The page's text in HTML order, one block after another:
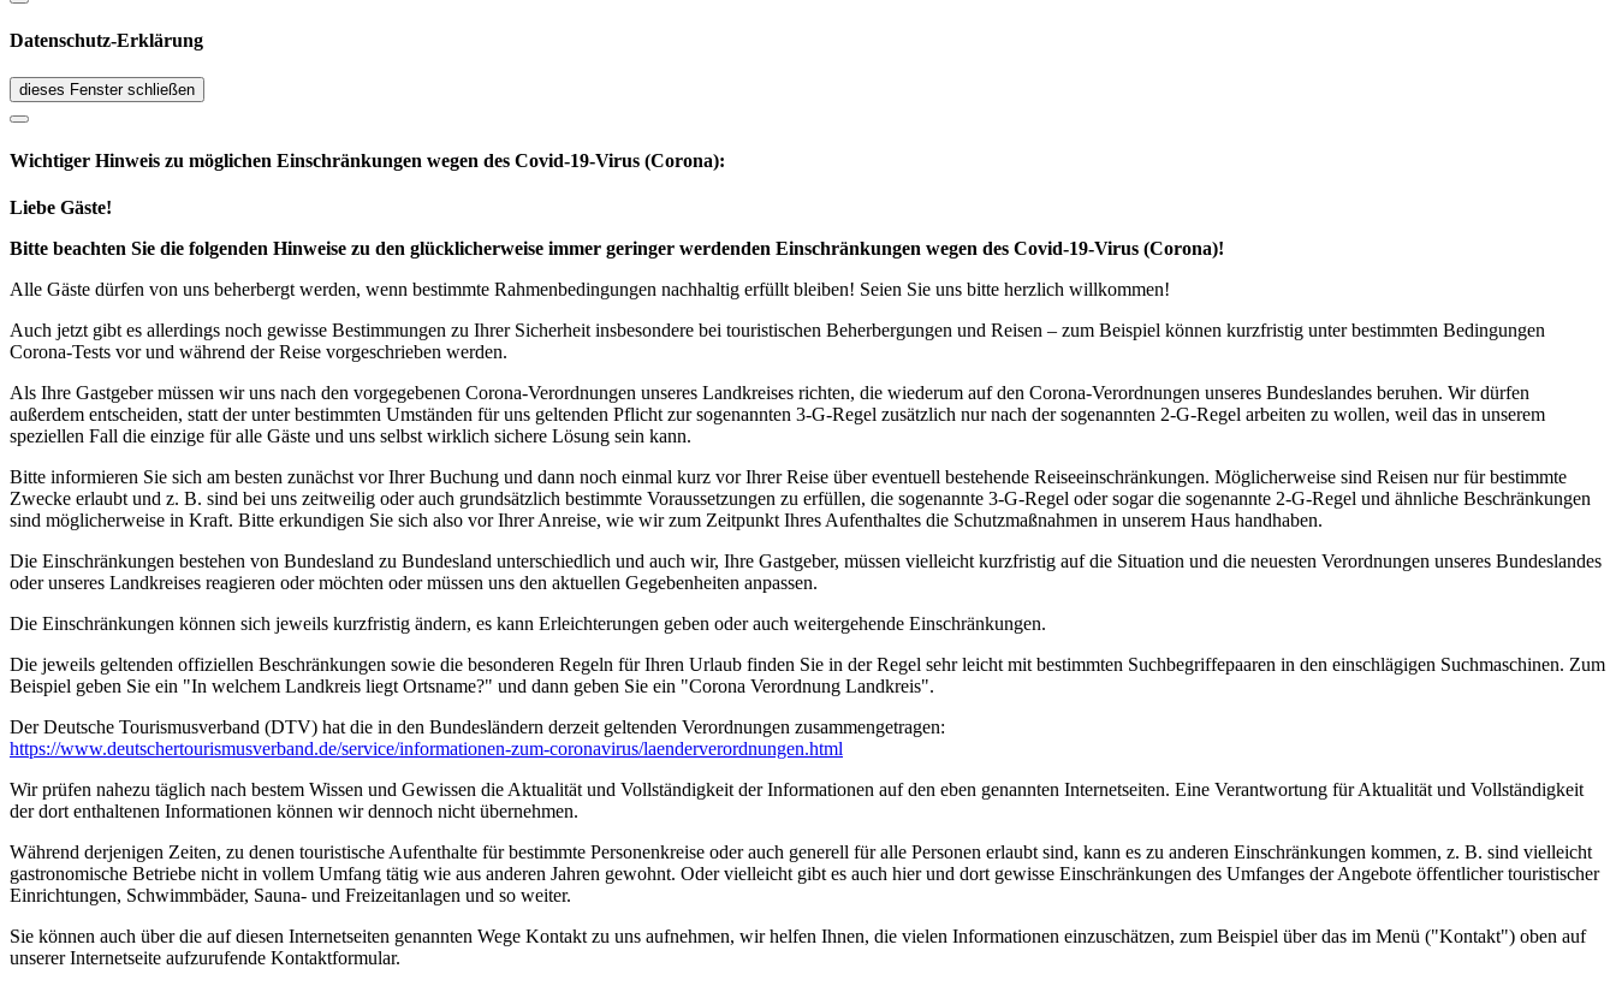
Datenschutz-Erklärung
dieses Fenster schließen
Wichtiger Hinweis zu möglichen Ein­schränk­ungen wegen des Covid-19-Virus (Corona):
Liebe Gäste!
Bitte beachten Sie die folgenden Hinweise zu den glücklicherweise immer geringer werdenden Einschränkungen wegen des Covid-19-Virus (Corona)!
Alle Gäste dürfen von uns beherbergt werden, wenn bestimmte Rahmenbedingungen nachhaltig erfüllt bleiben! Seien Sie uns bitte herzlich willkommen!
Auch jetzt gibt es allerdings noch gewisse Bestimmungen zu Ihrer Sicherheit insbesondere bei touristischen Beherbergungen und Reisen – zum Beispiel können kurzfristig unter bestimmten Bedingungen
Corona-Tests vor und während der Reise vorgeschrieben werden.
Als Ihre Gastgeber müssen wir uns nach den vorgegebenen Corona-Verordnungen unseres Landkreises richten, die wiederum auf den Corona-Verordnungen unseres Bundeslandes beruhen. Wir dürfen
außerdem entscheiden, statt der unter bestimmten Umständen für uns geltenden Pflicht zur sogenannten 3-G-Regel zusätzlich nur nach der sogenannten 2-G-Regel arbeiten zu wollen, weil das in unserem
speziellen Fall die einzige für alle Gäste und uns selbst wirklich sichere Lösung sein kann.
Bitte informieren Sie sich am besten zunächst vor Ihrer Buchung und dann noch einmal kurz vor Ihrer Reise über eventuell bestehende Reiseeinschränkungen. Möglicherweise sind Reisen nur für bestimmte
Zwecke erlaubt und z. B. sind bei uns zeitweilig oder auch grundsätzlich bestimmte Voraussetzungen zu erfüllen, die sogenannte 3-G-Regel oder sogar die sogenannte 2-G-Regel und ähnliche Beschränkungen
sind möglicherweise in Kraft. Bitte erkundigen Sie sich also vor Ihrer Anreise, wie wir zum Zeitpunkt Ihres Aufenthaltes die Schutzmaßnahmen in unserem Haus handhaben.
Die Einschränkungen bestehen von Bundesland zu Bundesland unterschiedlich und auch wir, Ihre Gastgeber, müssen vielleicht kurzfristig auf die Situation und die neuesten Verordnungen unseres Bundeslandes
oder unseres Landkreises reagieren oder möchten oder müssen uns den aktuellen Gegebenheiten anpassen.
Die Einschränkungen können sich jeweils kurzfristig ändern, es kann Erleichterungen geben oder auch weitergehende Einschränkungen.
Die jeweils geltenden offiziellen Beschränkungen sowie die besonderen Regeln für Ihren Urlaub finden Sie in der Regel sehr leicht mit bestimmten Suchbegriffepaaren in den einschlägigen Suchmaschinen. Zum
Beispiel geben Sie ein "In welchem Landkreis liegt Ortsname?" und dann geben Sie ein "Corona Verordnung Landkreis".
Der Deutsche Tourismusverband (DTV) hat die in den Bundesländern derzeit geltenden Verordnungen zusammengetragen:
https://www.deutscher­tourismusverband.de/­service/­informationen-zum-coronavirus/­laenderverordnungen.html
Wir prüfen nahezu täglich nach bestem Wissen und Gewissen die Aktualität und Vollständigkeit der Informationen auf den eben genannten Internetseiten. Eine Verantwortung für Aktualität und Vollständigkeit
der dort enthaltenen Informationen können wir dennoch nicht übernehmen.
Während derjenigen Zeiten, zu denen touristische Aufenthalte für bestimmte Personenkreise oder auch generell für alle Personen erlaubt sind, kann es zu anderen Einschränkungen kommen, z. B. sind vielleicht
gastronomische Betriebe nicht in vollem Umfang tätig wie aus anderen Jahren gewohnt. Oder vielleicht gibt es auch hier und dort gewisse Einschränkungen des Umfanges der Angebote öffentlicher touristischer
Einrichtungen, Schwimmbäder, Sauna- und Freizeitanlagen und so weiter.
Sie können auch über die auf diesen Internetseiten genannten Wege Kontakt zu uns aufnehmen, wir helfen Ihnen, die vielen Informationen einzuschätzen, zum Beispiel über das im Menü ("Kontakt") oben auf
unserer Internetseite aufzurufende Kontaktformular.